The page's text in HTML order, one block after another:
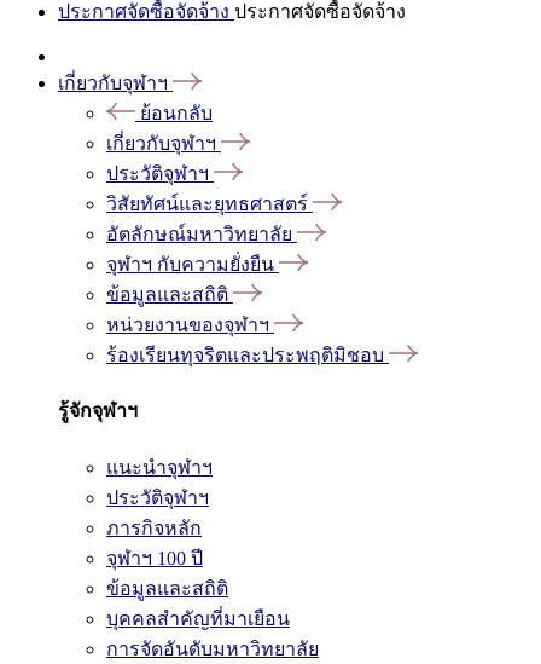
ประกาศจัดซื้อจัดจ้าง ประกาศจัดซื้อจัดจ้าง
เกี่ยวกับจุฬาฯ
ย้อนกลับ
เกี่ยวกับจุฬาฯ
ประวัติจุฬาฯ
วิสัยทัศน์และยุทธศาสตร์
อัตลักษณ์มหาวิทยาลัย
จุฬาฯ กับความยั่งยืน
ข้อมูลและสถิติ
หน่วยงานของจุฬาฯ
ร้องเรียนทุจริตและประพฤติมิชอบ
รู้จักจุฬาฯ
แนะนำจุฬาฯ
ประวัติจุฬาฯ
ภารกิจหลัก
จุฬาฯ 100 ปี
ข้อมูลและสถิติ
บุคคลสำคัญที่มาเยือน
การจัดอันดับมหาวิทยาลัย